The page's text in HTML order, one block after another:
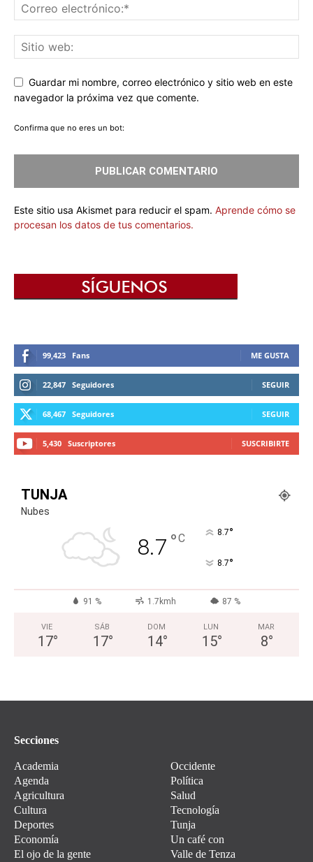
Guardar mi nombre, correo electrónico y sitio web en este
navegador la próxima vez que comente.
Confirma que no eres un bot:
Este sitio usa Akismet para reducir el spam. Aprende cómo se
procesan los datos de tus comentarios.
99,423 Fans ME GUSTA
22,847 Seguidores SEGUIR
68,467 Seguidores SEGUIR
5,430 Suscriptores SUSCRIBIRTE
TUNJA
Nubes
8.7 °C 8.7°
8.7°
91 % 1.7kmh 87 %
VIE
17°
SÁB
17°
DOM
14°
LUN
15°
MAR
8°
Secciones
Academia
Agenda
Agricultura
Cultura
Deportes
Economía
El ojo de la gente
Occidente
Política
Salud
Tecnología
Tunja
Un café con
Valle de Tenza